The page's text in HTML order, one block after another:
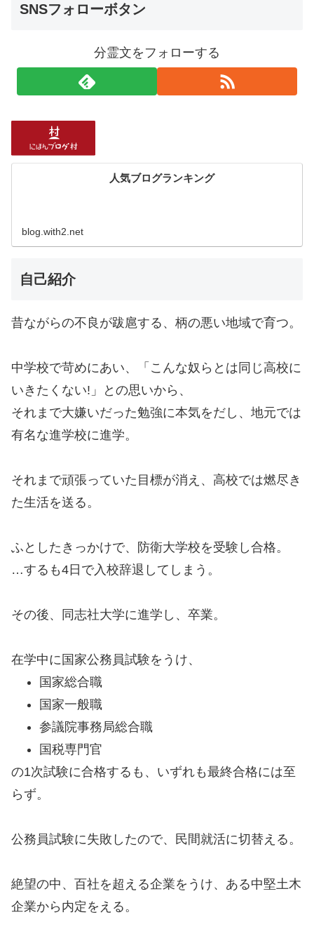
SNSフォローボタン
分霊文をフォローする
人気ブログランキング
blog.with2.net
自己紹介
昔ながらの不良が跋扈する、柄の悪い地域で育つ。
中学校で苛めにあい、「こんな奴らとは同じ高校に
いきたくない!」との思いから、
それまで大嫌いだった勉強に本気をだし、地元では
有名な進学校に進学。
それまで頑張っていた目標が消え、高校では燃尽き
た生活を送る。
ふとしたきっかけで、防衛大学校を受験し合格。
…するも4日で入校辞退してしまう。
その後、同志社大学に進学し、卒業。
在学中に国家公務員試験をうけ、
国家総合職
国家一般職
参議院事務局総合職
国税専門官
の1次試験に合格するも、いずれも最終合格には至
らず。
公務員試験に失敗したので、民間就活に切替える。
絶望の中、百社を超える企業をうけ、ある中堅土木
企業から内定をえる。